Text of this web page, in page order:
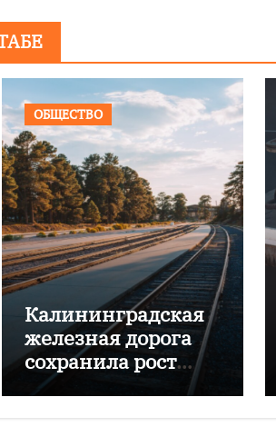
ОБЩЕСТВО
Калининградская
железная дорога
сохранила рост
перевозок с начала